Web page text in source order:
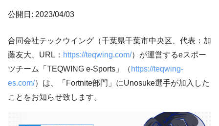
公開日: 2023/04/03
合同会社テックウイング（千葉県千葉市中央区、代表：加
藤友大、URL： https://teqwing.com/）が運営するeスポー
ツチーム「TEQWING e-Sports」（ https://teqwing-
es.com/）は、「Fortnite部門」にUnosuke選手が加入した
ことをお知らせ致します。